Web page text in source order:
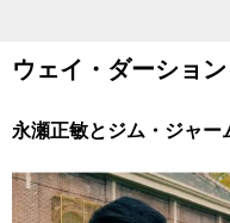
ウェイ・ダーショ
永瀬正敏とジム・ジャ